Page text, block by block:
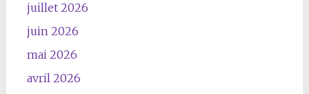
juillet 2026
juin 2026
mai 2026
avril 2026